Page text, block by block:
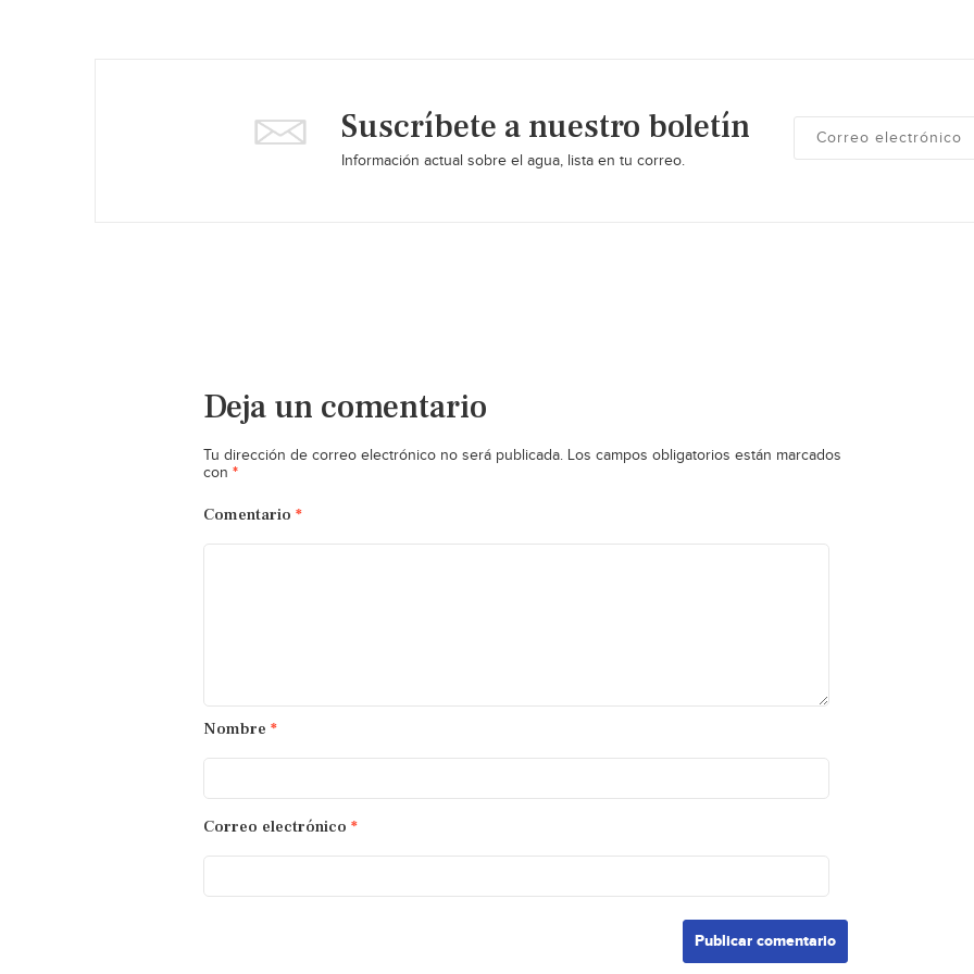
Suscríbete a nuestro boletín
Información actual sobre el agua, lista en tu correo.
Deja un comentario
Tu dirección de correo electrónico no será publicada. Los campos obligatorios están marcados
con *
Comentario *
Nombre *
Correo electrónico *